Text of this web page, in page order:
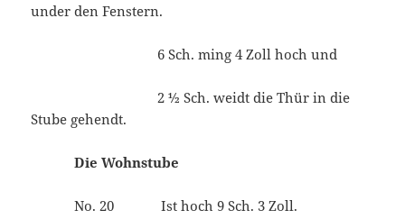
under den Fenstern.
6 Sch. ming 4 Zoll hoch und
2 ½ Sch. weidt die Thür in die
Stube gehendt.
Die Wohnstube
No. 20 Ist hoch 9 Sch. 3 Zoll.